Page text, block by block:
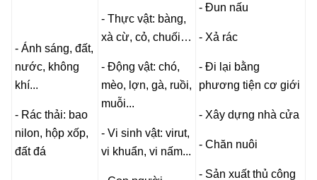
- Ánh sáng, đất,
nước, không
khí...
- Rác thải: bao
nilon, hộp xốp,
đất đá
- Thực vật: bàng,
xà cừ, cỏ, chuối…
- Động vật: chó,
mèo, lợn, gà, ruồi,
muỗi...
- Vi sinh vật: virut,
vi khuẩn, vi nấm...
- Đun nấu
- Xả rác
- Đi lại bằng
phương tiện cơ giới
- Xây dựng nhà cửa
- Chăn nuôi
- Sản xuất thủ công